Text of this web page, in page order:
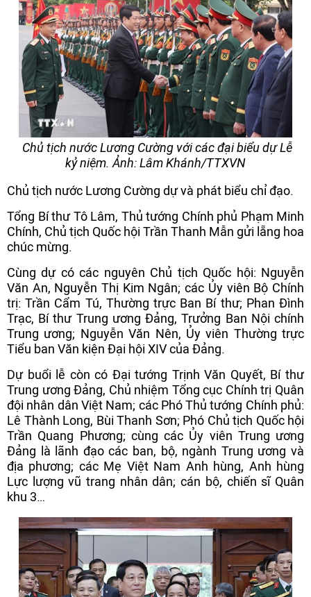
Chủ tịch nước Lương Cường với các đại biểu dự Lễ
kỷ niệm. Ảnh: Lâm Khánh/TTXVN
Chủ tịch nước Lương Cường dự và phát biểu chỉ đạo.
Tổng Bí thư Tô Lâm, Thủ tướng Chính phủ Phạm Minh
Chính, Chủ tịch Quốc hội Trần Thanh Mẫn gửi lẵng hoa
chúc mừng.
Cùng dự có các nguyên Chủ tịch Quốc hội: Nguyễn
Văn An, Nguyễn Thị Kim Ngân; các Ủy viên Bộ Chính
trị: Trần Cẩm Tú, Thường trực Ban Bí thư; Phan Đình
Trạc, Bí thư Trung ương Đảng, Trưởng Ban Nội chính
Trung ương; Nguyễn Văn Nên, Ủy viên Thường trực
Tiểu ban Văn kiện Đại hội XIV của Đảng.
Dự buổi lễ còn có Đại tướng Trịnh Văn Quyết, Bí thư
Trung ương Đảng, Chủ nhiệm Tổng cục Chính trị Quân
đội nhân dân Việt Nam; các Phó Thủ tướng Chính phủ:
Lê Thành Long, Bùi Thanh Sơn; Phó Chủ tịch Quốc hội
Trần Quang Phương; cùng các Ủy viên Trung ương
Đảng là lãnh đạo các ban, bộ, ngành Trung ương và
địa phương; các Mẹ Việt Nam Anh hùng, Anh hùng
Lực lượng vũ trang nhân dân; cán bộ, chiến sĩ Quân
khu 3…